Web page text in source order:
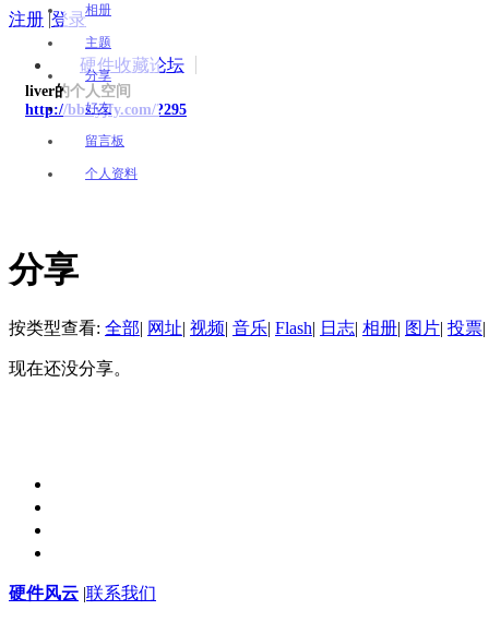
注册 |登录
硬件收藏论坛
liver的个人空间
http://bbs.yjfy.com/?295
相册
主题
分享
好友
留言板
个人资料
分享
按类型查看: 全部 网址 视频 音乐 Flash 日志 相册 图片 投票
现在还没分享。
硬件风云 联系我们